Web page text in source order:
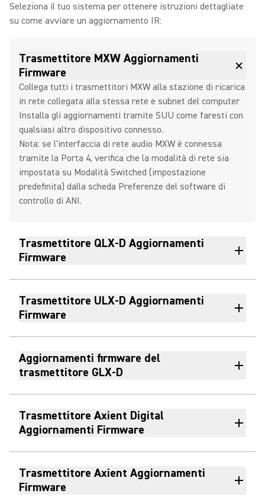
Seleziona il tuo sistema per ottenere istruzioni dettagliate
su come avviare un aggiornamento IR:
Trasmettitore MXW Aggiornamenti
Firmware
Collega tutti i trasmettitori MXW alla stazione di ricarica
in rete collegata alla stessa rete e subnet del computer
Installa gli aggiornamenti tramite SUU come faresti con
qualsiasi altro dispositivo connesso.
Nota: se l'interfaccia di rete audio MXW è connessa
tramite la Porta 4, verifica che la modalità di rete sia
impostata su Modalità Switched (impostazione
predefinita) dalla scheda Preferenze del software di
controllo di ANI.
Trasmettitore QLX-D Aggiornamenti
Firmware
Trasmettitore ULX-D Aggiornamenti
Firmware
Aggiornamenti firmware del
trasmettitore GLX-D
Trasmettitore Axient Digital
Aggiornamenti Firmware
Trasmettitore Axient Aggiornamenti
Firmware